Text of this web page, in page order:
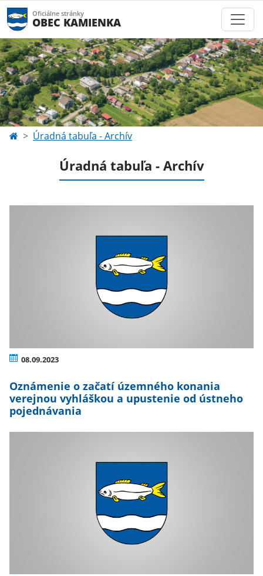
Oficiálne stránky
OBEC KAMIENKA
Úradná tabuľa - Archív
Úradná tabuľa - Archív
08.09.2023
Oznámenie o začatí územného konania
verejnou vyhláškou a upustenie od ústneho
pojednávania